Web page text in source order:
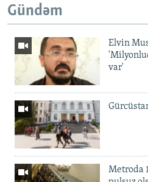
Gündəm
Elvin
var'
Metroda